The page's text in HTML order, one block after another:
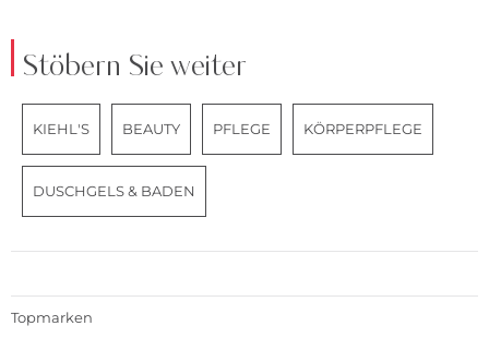
Stöbern Sie weiter
KIEHL'S BEAUTY PFLEGE KÖRPERPFLEGE
DUSCHGELS & BADEN
Topmarken